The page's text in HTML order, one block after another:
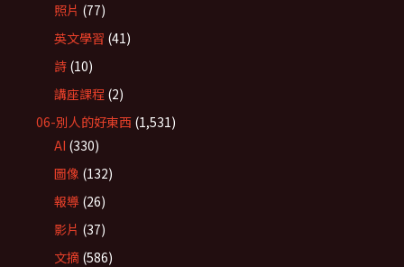
照片 (77)
英文學習 (41)
詩 (10)
講座課程 (2)
06-別人的好東西 (1,531)
AI (330)
圖像 (132)
報導 (26)
影片 (37)
文摘 (586)